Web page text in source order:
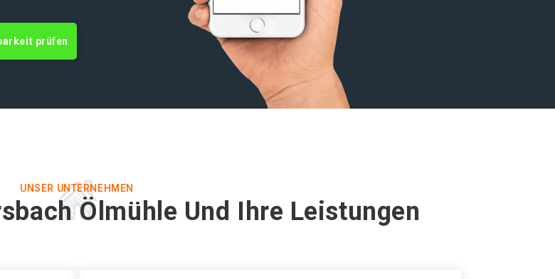
prüfen
UNSER UNTERNEHMEN
Ölmühle Und Ihre Leistungen